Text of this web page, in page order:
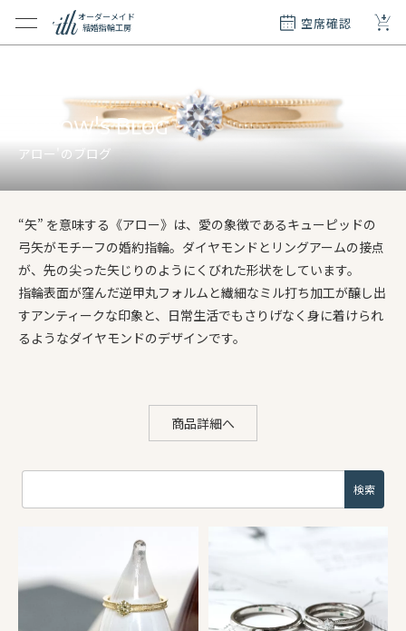
オーダーメイド
結婚指輪工房
空席確認 +
リー
問
アロー'のブログ
Arrow's Blog
“矢” を意味する《アロー》は、愛の象徴であるキューピッドの
弓矢がモチーフの婚約指輪。ダイヤモンドとリングアームの接点
が、先の尖った矢じりのようにくびれた形状をしています。
指輪表面が窪んだ逆甲丸フォルムと繊細なミル打ち加工が醸し出
すアンティークな印象と、日常生活でもさりげなく身に着けられ
るようなダイヤモンドのデザインです。
商品詳細へ